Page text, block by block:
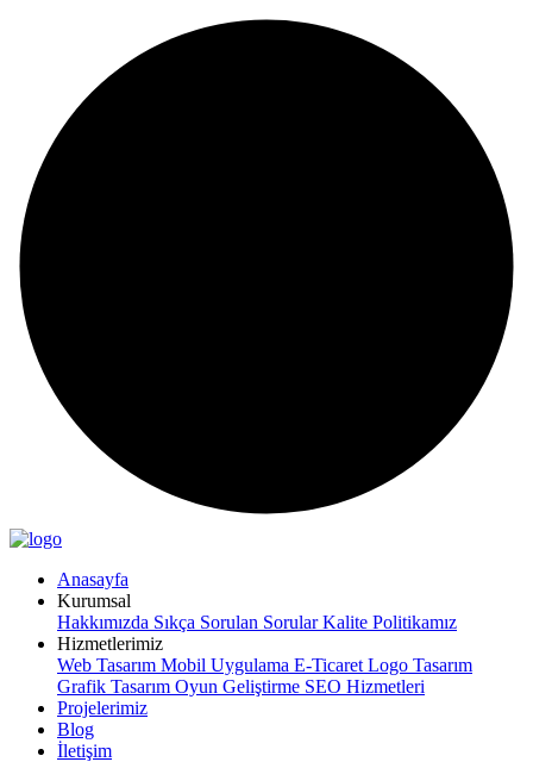
Anasayfa
Kurumsal
Hakkımızda Sıkça Sorulan SorularKalite Politikamız
Hizmetlerimiz
Web Tasarım Mobil Uygulama E-Ticaret Logo Tasarım
Grafik Tasarım Oyun Geliştirme SEO Hizmetleri
Projelerimiz
Blog
İletişim